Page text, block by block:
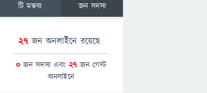
টি মন্তব্য জন সদস্য
27জন অনলাইনে রয়েছে
0 জন সদস্য এবং 27 জন গেস্ট
অনলাইনে